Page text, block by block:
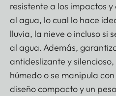
resistente a los impactos
al agua, lo cual lo hace
lluvia, la nieve o incluso si
al agua. Además,
antideslizante y
húmedo o se manipula
diseño compacto y un